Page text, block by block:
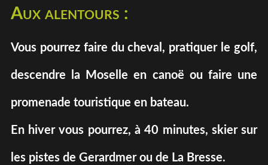
Aux alentours :
Vous pourrez faire du cheval, pratiquer le golf,
descendre la Moselle en canoë ou faire une
promenade touristique en bateau.
En hiver vous pourrez, à 40 minutes, skier sur
les pistes de Gerardmer ou de La Bresse.